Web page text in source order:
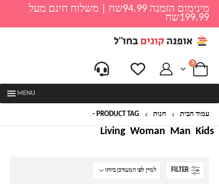
מינימום הזמנה 94.99שח | משלוח חינם מעל
199.99שח
0
MENU
עמוד הבית חנות PRODUCT TAG -
Kids
Man
Woman
Living
FILTER